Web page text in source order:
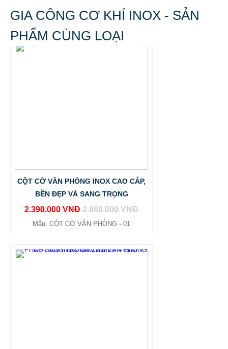
GIA CÔNG CƠ KHÍ INOX - SẢN
PHẨM CÙNG LOẠI
CỘT CỜ VĂN PHÒNG INOX CAO CẤP,
BỀN ĐẸP VÀ SANG TRỌNG
2.390.000 VNĐ 2.860.000 VNĐ
Mẫu: CỘT CỜ VĂN PHÒNG - 01